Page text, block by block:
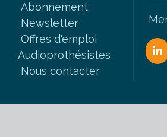
Abonnement
Newsletter
Offres d'emploi
Audioprothésistes
Nous contacter